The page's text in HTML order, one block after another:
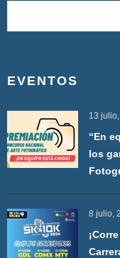
EVENTOS
13
“En
los
8 julio,